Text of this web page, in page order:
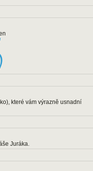
které vám výrazně usnadní
Juráka.